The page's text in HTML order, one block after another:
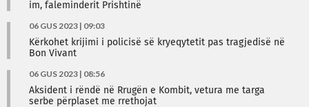
im, faleminderit Prishtinë
06 GUS 2023 | 09:03
Kërkohet krijimi i policisë së kryeqytetit pas tragjedisë në
Bon Vivant
06 GUS 2023 | 08:56
Aksident i rëndë në Rrugën e Kombit, vetura me targa
serbe përplaset me rrethojat